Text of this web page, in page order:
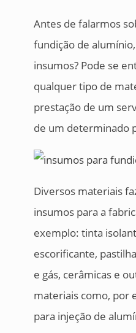
Antes de falarmos
fundição de
insumos? Pode se
qualquer tipo de
prestação de um
de um determinado
Diversos materiais
insumos para a
exemplo: tinta
escorificante,
e gás, cerâmicas e
materiais como, por
para injeção de